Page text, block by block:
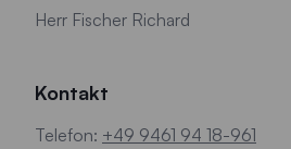
Herr Fischer Richard
Kontakt
Telefon: +49 9461 94 18-961